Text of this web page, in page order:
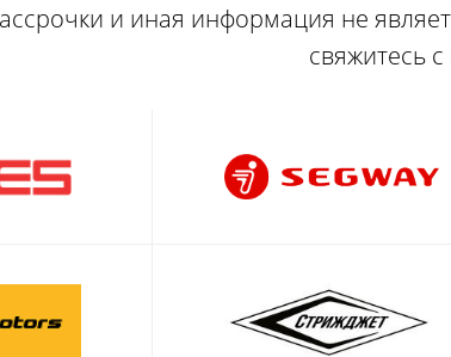
и иная информация не
свяжитесь